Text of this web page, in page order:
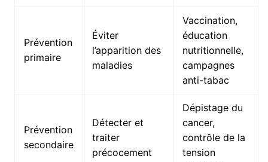
Prévention
primaire
Éviter
l’apparition des
maladies
Vaccination,
éducation
nutritionnelle,
campagnes
anti-tabac
Prévention
secondaire
Détecter et
traiter
précocement
Dépistage du
cancer,
contrôle de la
tension